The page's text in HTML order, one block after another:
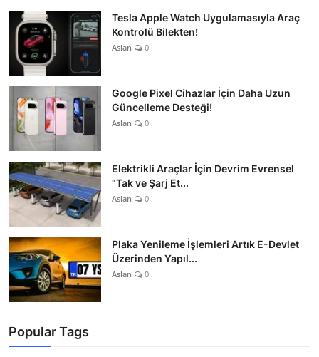
Tesla Apple Watch Uygulamasıyla Araç
Kontrolü Bilekten!
Aslan 0
Google Pixel Cihazlar İçin Daha Uzun
Güncelleme Desteği!
Aslan 0
Elektrikli Araçlar İçin Devrim Evrensel
"Tak ve Şarj Et...
Aslan 0
Plaka Yenileme İşlemleri Artık E-Devlet
Üzerinden Yapıl...
Aslan 0
Popular Tags